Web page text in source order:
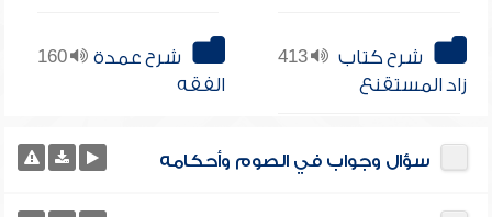
413
شرح كتاب
زاد المستقنع
160
شرح عمدة
الفقه
سؤال وجواب في الصوم وأحكامه